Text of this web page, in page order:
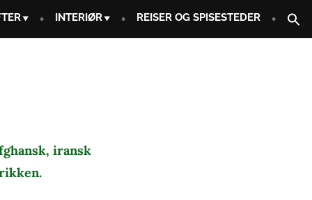
INTERIØR REISER OG SPISESTEDER
iransk